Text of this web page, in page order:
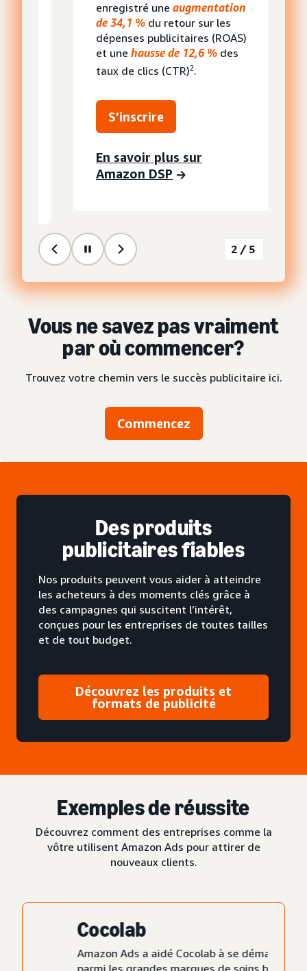
enregistré uneaugmentation
de 34,1 %du retour sur les
dépenses publicitaires (ROAS)
et unehausse de 12,6 %des
taux de clics (CTR)2.
S’inscrire
En savoir plus sur
Amazon DSP
2/5
Vous ne savez pas vraiment
par où commencer?
Trouvez votre chemin vers le succès publicitaire ici.
Commencez
Des produits
publicitaires fiables
Nos produits peuvent vous aider à atteindre
les acheteurs à des moments clés grâce à
des campagnes qui suscitent l’intérêt,
conçues pour les entreprises de toutes tailles
et de tout budget.
Découvrez les produits et
formats de publicité
Exemples de réussite
Découvrez comment des entreprises comme la
vôtre utilisent Amazon Ads pour attirer de
nouveaux clients.
Cocolab
Amazon Ads a aidé Cocolab à se démarquer